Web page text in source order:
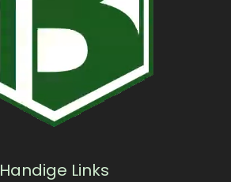
Handige Links